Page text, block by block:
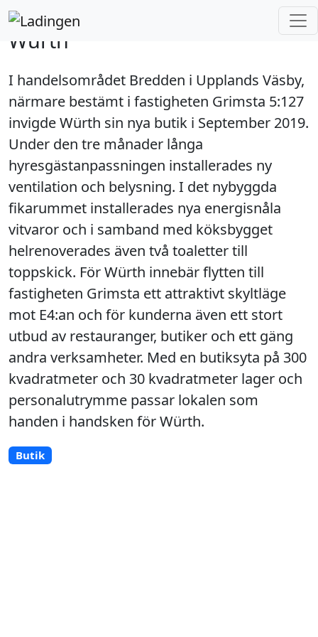
Ladingen
Würth
I handelsområdet Bredden i Upplands Väsby,
närmare bestämt i fastigheten Grimsta 5:127
invigde Würth sin nya butik i September 2019.
Under den tre månader långa
hyresgästanpassningen installerades ny
ventilation och belysning. I det nybyggda
fikarummet installerades nya energisnåla
vitvaror och i samband med köksbygget
helrenoverades även två toaletter till
toppskick. För Würth innebär flytten till
fastigheten Grimsta ett attraktivt skyltläge
mot E4:an och för kunderna även ett stort
utbud av restauranger, butiker och ett gäng
andra verksamheter. Med en butiksyta på 300
kvadratmeter och 30 kvadratmeter lager och
personalutrymme passar lokalen som
handen i handsken för Würth.
Butik